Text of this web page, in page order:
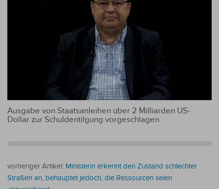
Ausgabe von Staatsanleihen über 2 Milliarden US-
Dollar zur Schuldentilgung vorgeschlagen
vorheriger Artikel: Ministerin erkennt den Zustand schlechter
Straßen an, behauptet jedoch, die Ressourcen seien